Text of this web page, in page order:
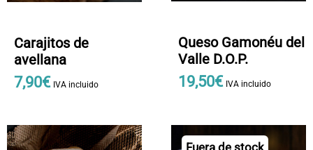
Carajitos de
avellana
7,90€ IVA incluido
Queso Gamonéu del
Valle D.O.P.
19,50€ IVA incluido